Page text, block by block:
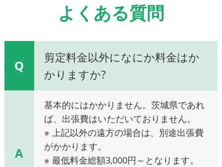
よくある質問
Q
剪定料金以外になにか料金はか
かりますか?
A
基本的にはかかりません。茨城県であれ
ば、出張費はいただいておりません。
※ 上記以外の遠方の場合は、別途出張費
がかかります。
※ 最低料金総額3,000円～となります。